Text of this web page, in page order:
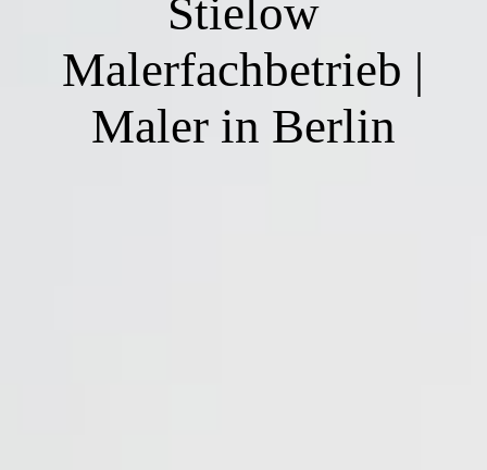
Stielow
Malerfachbetrieb |
Maler in Berlin